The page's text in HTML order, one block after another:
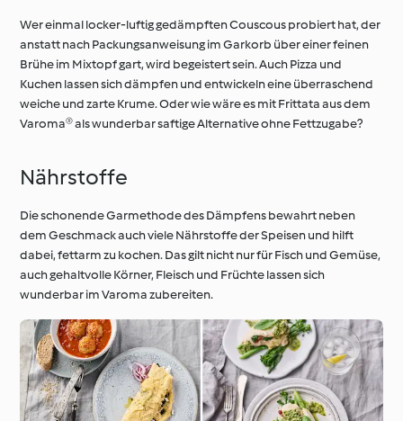
Wer einmal locker-luftig gedämpften Couscous probiert hat, der
anstatt nach Packungsanweisung im Garkorb über einer feinen
Brühe im Mixtopf gart, wird begeistert sein. Auch Pizza und
Kuchen lassen sich dämpfen und entwickeln eine überraschend
weiche und zarte Krume. Oder wie wäre es mit Frittata aus dem
Varoma® als wunderbar saftige Alternative ohne Fettzugabe?
Nährstoffe
Die schonende Garmethode des Dämpfens bewahrt neben
dem Geschmack auch viele Nährstoffe der Speisen und hilft
dabei, fettarm zu kochen. Das gilt nicht nur für Fisch und Gemüse,
auch gehaltvolle Körner, Fleisch und Früchte lassen sich
wunderbar im Varoma zubereiten.